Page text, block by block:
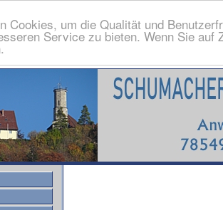
Cookies, um die Qualität und
Service zu bieten. Wenn Sie